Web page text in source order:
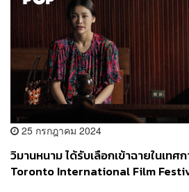
25 กรกฎาคม 2024
วิมานหนาม ได้รับเลือกเข้าฉายในเท
Toronto International Film